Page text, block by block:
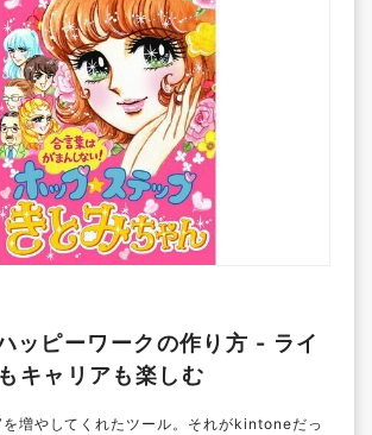
ッピーワークの作り方 - ライ
キャリアも楽しむ
を増やしてくれたツール。それがkintoneだっ